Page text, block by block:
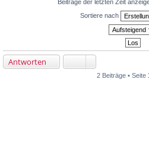
Beiträge der letzten Zeit
Sortiere nach
Antworten
2 Beiträge • Seite